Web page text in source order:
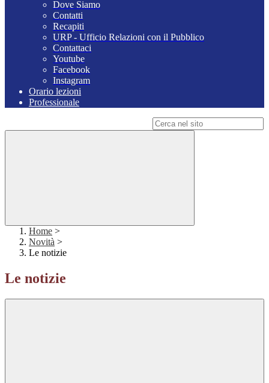
Dove Siamo
Contatti
Recapiti
URP - Ufficio Relazioni con il Pubblico
Contattaci
Youtube
Facebook
Instagram
Orario lezioni
Professionale
Home >
Novità >
Le notizie
Le notizie